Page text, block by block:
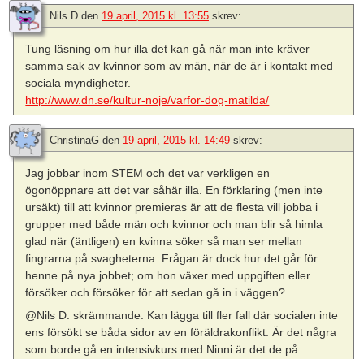
Nils D den 19 april, 2015 kl. 13:55 skrev:
Tung läsning om hur illa det kan gå när man inte kräver
samma sak av kvinnor som av män, när de är i kontakt med
sociala myndigheter.
http://www.dn.se/kultur-noje/varfor-dog-matilda/
ChristinaG den 19 april, 2015 kl. 14:49 skrev:
Jag jobbar inom STEM och det var verkligen en
ögonöppnare att det var såhär illa. En förklaring (men inte
ursäkt) till att kvinnor premieras är att de flesta vill jobba i
grupper med både män och kvinnor och man blir så himla
glad när (äntligen) en kvinna söker så man ser mellan
fingrarna på svagheterna. Frågan är dock hur det går för
henne på nya jobbet; om hon växer med uppgiften eller
försöker och försöker för att sedan gå in i väggen?
@Nils D: skrämmande. Kan lägga till fler fall där socialen inte
ens försökt se båda sidor av en föräldrakonflikt. Är det några
som borde gå en intensivkurs med Ninni är det de på